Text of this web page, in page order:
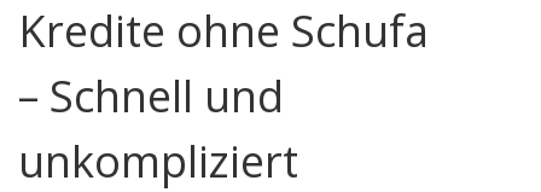
Kredite ohne Schufa
– Schnell und
unkompliziert